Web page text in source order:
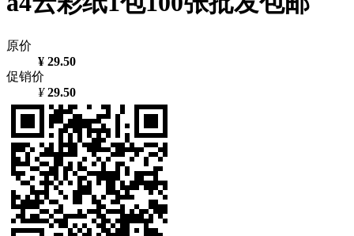
原价
¥ 29.50
促销价
¥ 29.50